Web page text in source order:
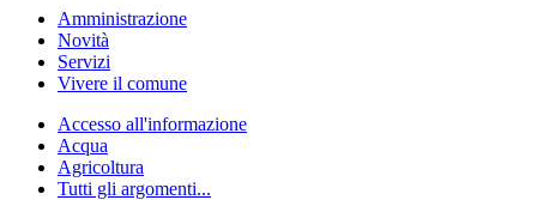
Amministrazione
Novità
Servizi
Vivere il comune
Accesso all'informazione
Acqua
Agricoltura
Tutti gli argomenti...